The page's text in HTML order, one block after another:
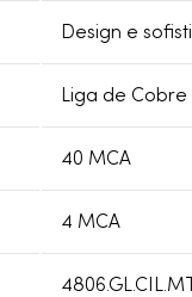
Design e
Liga de
40 MCA
4 MCA
4806.GL.CIL.MT